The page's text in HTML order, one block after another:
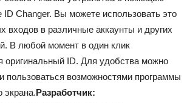
ID Changer. Вы можете использовать это
входов в различные аккаунты и других
В любой момент в один клик
оригинальный ID. Для удобства можно
пользоваться возможностями программы
экрана.Разработчик: